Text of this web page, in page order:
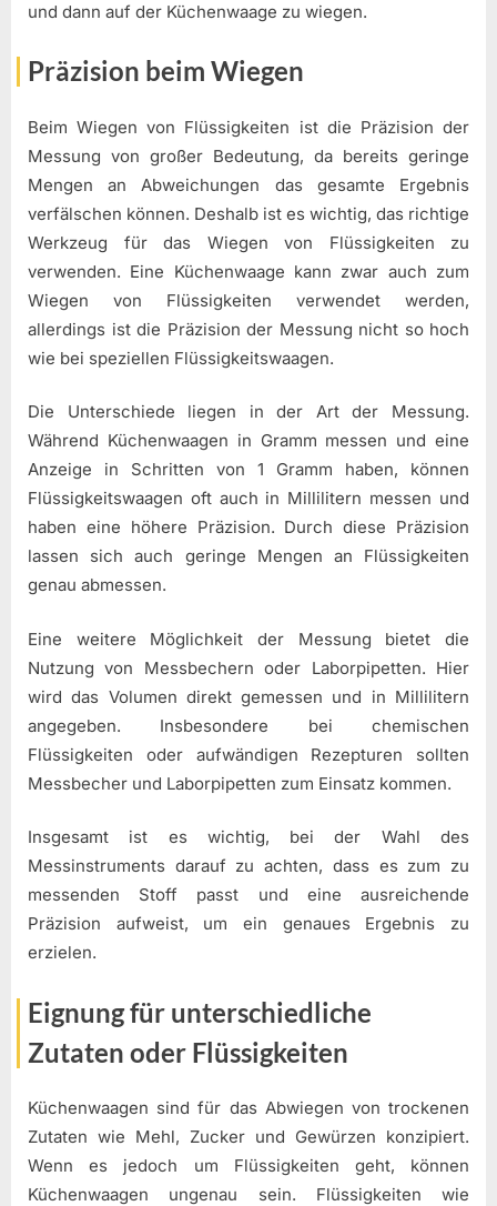
und dann auf der Küchenwaage zu wiegen.
Präzision beim Wiegen
Beim Wiegen von Flüssigkeiten ist die Präzision der
Messung von großer Bedeutung, da bereits geringe
Mengen an Abweichungen das gesamte Ergebnis
verfälschen können. Deshalb ist es wichtig, das richtige
Werkzeug für das Wiegen von Flüssigkeiten zu
verwenden. Eine Küchenwaage kann zwar auch zum
Wiegen von Flüssigkeiten verwendet werden,
allerdings ist die Präzision der Messung nicht so hoch
wie bei speziellen Flüssigkeitswaagen.
Die Unterschiede liegen in der Art der Messung.
Während Küchenwaagen in Gramm messen und eine
Anzeige in Schritten von 1 Gramm haben, können
Flüssigkeitswaagen oft auch in Millilitern messen und
haben eine höhere Präzision. Durch diese Präzision
lassen sich auch geringe Mengen an Flüssigkeiten
genau abmessen.
Eine weitere Möglichkeit der Messung bietet die
Nutzung von Messbechern oder Laborpipetten. Hier
wird das Volumen direkt gemessen und in Millilitern
angegeben. Insbesondere bei chemischen
Flüssigkeiten oder aufwändigen Rezepturen sollten
Messbecher und Laborpipetten zum Einsatz kommen.
Insgesamt ist es wichtig, bei der Wahl des
Messinstruments darauf zu achten, dass es zum zu
messenden Stoff passt und eine ausreichende
Präzision aufweist, um ein genaues Ergebnis zu
erzielen.
Eignung für unterschiedliche
Zutaten oder Flüssigkeiten
Küchenwaagen sind für das Abwiegen von trockenen
Zutaten wie Mehl, Zucker und Gewürzen konzipiert.
Wenn es jedoch um Flüssigkeiten geht, können
Küchenwaagen ungenau sein. Flüssigkeiten wie